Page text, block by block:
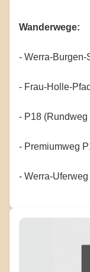
Wanderwege:
- Werra-Burgen-
- Frau-Holle-Pfad
- P18
- Premiumweg
- Werra-Uferweg